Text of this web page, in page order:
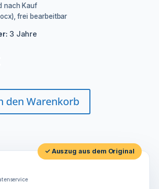
nach Kauf
frei bearbeitbar
3 Jahre
den Warenkorb
✓ Auszug aus dem Original